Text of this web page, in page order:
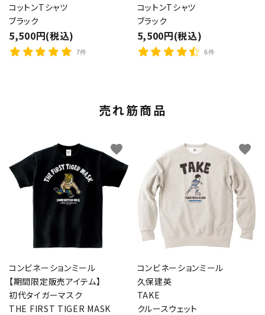
コットンTシャツ
ブラック
5,500円(税込)
7件
コットンTシャツ
ブラック
5,500円(税込)
6件
売れ筋商品
コンビネーションミール
【期間限定販売アイテム】
初代タイガーマスク
THE FIRST TIGER MASK
favorite
コンビネーションミール
久保建英
TAKE
クルースウェット
favorite